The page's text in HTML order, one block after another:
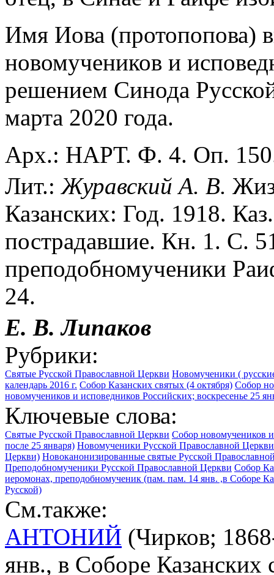
Имя Иова (протопопова)
новомучеников и
решением Синода
марта 2020 года.
Арх.: НАРТ. Ф. 4. Оп.
Лит.: Журавский А. В.
Казанских: Год. 1918.
пострадавшие. Кн. 1. С.
преподобномученики
24.
Е. В. Липаков
Рубрики:
Святые Русской Православной Церкви Новомученики (
календарь 2016 г. Собор Казанских святых (4 октября) Собор
новомучеников и исповедников Российских; воскресенье 25
Ключевые слова:
Святые Русской Православной Церкви Собор новомучеников
после 25 января) Новомученики Русской Православной
Церкви) Новоканонизированные святые Русской
Преподобномученики Русской Православной Церкви Собор
иеромонах, преподобномученик (пам. пам. 14 янв. ,в Соборе
Русской)
См.также:
АНТОНИЙ (Чирков;
янв., в Соборе Казанских